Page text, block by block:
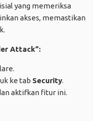
yang memeriksa
akses, memastikan
Attack”:
ke tab Security.
aktifkan fitur ini.